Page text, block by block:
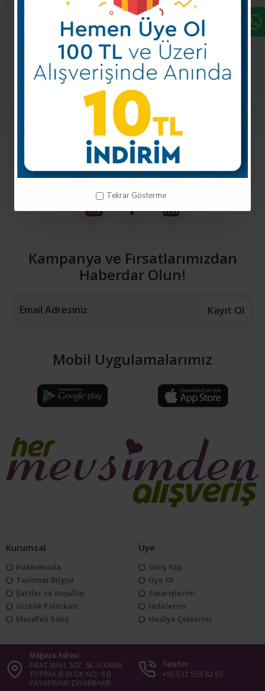
Tekrar Gösterme
Zaten kayıtlı üyemisiniz?
Giriş Yap
Bizi Takip Et !
Kampanya ve Fırsatlarımızdan
Haberdar Olun!
Kayıt Ol
Mobil Uygulamalarımız
Kurumsal
Hakkımızda
Teslimat Bilgisi
Şartler ve Koşullar
Gizlilik Politikası
Mesafeli Satış
Üye
Giriş Yap
Üye Ol
Siparişlerim
İadelerim
Hediye Çeklerim
Mağaza Adresi
FIRAT MAH. 507. SK. H.KAMİL
TOPRAK B-BLOK NO: 9 B
KAYAPINAR/ DİYARBAKIR
Telefon
+90 532 559 82 63